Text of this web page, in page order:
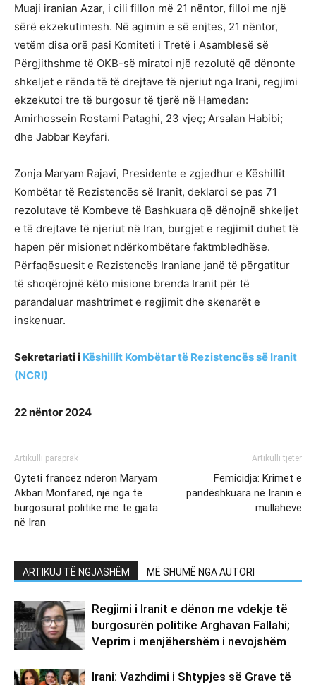
Muaji iranian Azar, i cili fillon më 21 nëntor, filloi me një
sërë ekzekutimesh. Në agimin e së enjtes, 21 nëntor,
vetëm disa orë pasi Komiteti i Tretë i Asamblesë së
Përgjithshme të OKB-së miratoi një rezolutë që dënonte
shkeljet e rënda të të drejtave të njeriut nga Irani, regjimi
ekzekutoi tre të burgosur të tjerë në Hamedan:
Amirhossein Rostami Pataghi, 23 vjeç; Arsalan Habibi;
dhe Jabbar Keyfari.
Zonja Maryam Rajavi, Presidente e zgjedhur e Këshillit
Kombëtar të Rezistencës së Iranit, deklaroi se pas 71
rezolutave të Kombeve të Bashkuara që dënojnë shkeljet
e të drejtave të njeriut në Iran, burgjet e regjimit duhet të
hapen për misionet ndërkombëtare faktmbledhëse.
Përfaqësuesit e Rezistencës Iraniane janë të përgatitur
të shoqërojnë këto misione brenda Iranit për të
parandaluar mashtrimet e regjimit dhe skenarët e
inskenuar.
Sekretariati i Këshillit Kombëtar të Rezistencës së Iranit
(NCRI)
22 nëntor 2024
Artikulli paraprak
Qyteti francez nderon Maryam
Akbari Monfared, një nga të
burgosurat politike më të gjata
në Iran
Artikulli tjetër
Femicidja: Krimet e
pandëshkuara në Iranin e
mullahëve
ARTIKUJ TË NGJASHËM MË SHUMË NGA AUTORI
Regjimi i Iranit e dënon me vdekje të
burgosurën politike Arghavan Fallahi;
Veprim i menjëhershëm i nevojshëm
Irani: Vazhdimi i Shtypjes së Grave të